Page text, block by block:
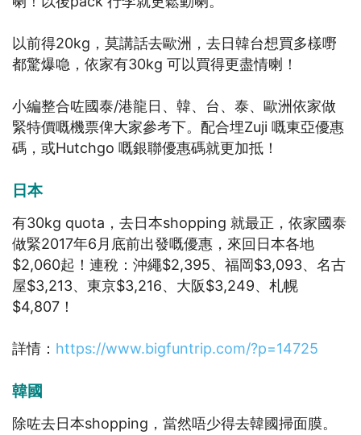
以前得20kg，莫講話去歐洲，去日韓台想買多樣嘢
都驚爆喼，依家有30kg 可以買得更盡情喇！
小編整合咗國泰/港龍日、韓、台、泰、歐洲依家做
緊特價嘅機票俾大家參考下。配合埋Zuji 嘅東亞優惠
碼，或Hutchgo 嘅銀聯優惠碼就更加抵！
日本
有30kg quota，去日本shopping 就最正，依家國泰
做緊2017年6月底前出發嘅優惠，來回日本各地
$2,060起！連稅：沖繩$2,395、福岡$3,093、名古
屋$3,213、東京$3,216、大阪$3,249、札幌
$4,807！
詳情： https://www.bigfuntrip.com/?p=14725
韓國
除咗去日本shopping，當然唔少得去韓國掃面膜。